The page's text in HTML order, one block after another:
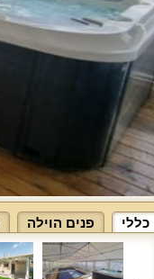
כללי פנים הוילה